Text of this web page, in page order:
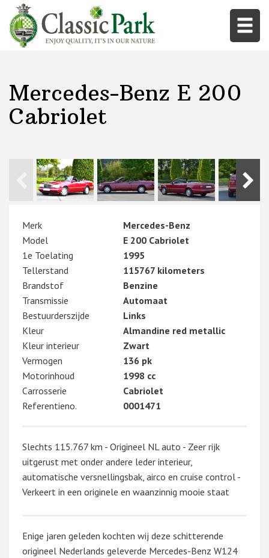
Mercedes-Benz E 200
Cabriolet
Merk
Mercedes-Benz
Model
E 200 Cabriolet
1e Toelating
1995
Tellerstand
115767 kilometers
Brandstof
Benzine
Transmissie
Automaat
Bestuurderszijde
Links
Kleur
Almandine red metallic
Kleur interieur
Zwart
Vermogen
136 pk
Motorinhoud
1998 cc
Carrosserie
Cabriolet
Referentieno.
0001471
Slechts 115.767 km - Origineel NL auto - Zeer rijk
uitgerust met onder andere leder interieur,
automatische versnellingsbak, airco en cruise control -
Verkeert in een originele en waanzinnig mooie staat
Enige jaren geleden kochten wij deze schitterende
origineel Nederlands geleverde Mercedes-Benz W124